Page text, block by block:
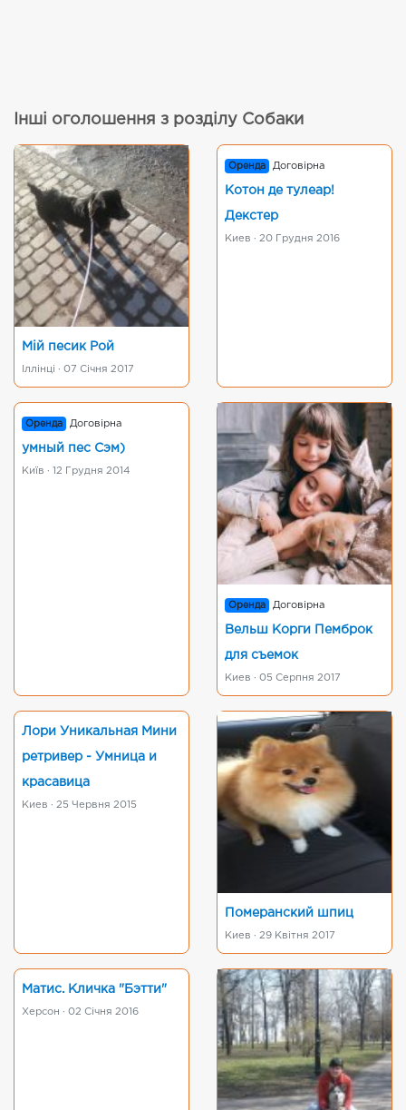
Інші оголошення з розділу Собаки
Мій песик Рой
Іллінці · 07 Січня 2017
Оренда Договірна
Котон де тулеар!
Декстер
Киев · 20 Грудня 2016
Оренда Договірна
умный пес Сэм)
Київ · 12 Грудня 2014
Оренда Договірна
Вельш Корги Пемброк
для съемок
Киев · 05 Серпня 2017
Лори Уникальная Мини
ретривер - Умница и
красавица
Киев · 25 Червня 2015
Померанский шпиц
Киев · 29 Квітня 2017
Матис. Кличка "Бэтти"
Херсон · 02 Січня 2016